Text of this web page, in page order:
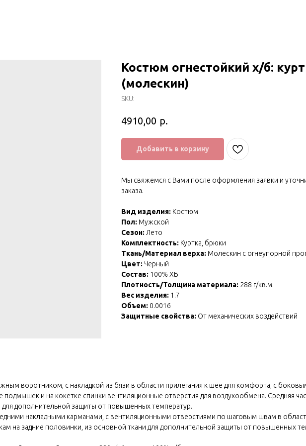
Костюм огнестойкий х/б:
(молескин)
SKU:
4910,00 р.
Добавить в корзину
Мы свяжемся с Вами после оформления заявки и
заказа.
Вид изделия: Костюм
Пол: Мужской
Сезон: Лето
Комплектность: Куртка, брюки
Ткань/Материал верха: Молескин с огнеупорной
Цвет: Черный
Состав: 100% ХБ
Плотность/Толщина материала: 288 г/кв.м.
Вес изделия: 1.7
Объем: 0.0016
Защитные свойства: От механических воздействий
воротником, с накладкой из бязи в области прилегания к шее для комфорта, с
подмышек и на кокетке спинки вентиляционные отверстия для воздухообмена. Средняя
дополнительной защиты от повышенных температур.
накладными карманами, с вентиляционными отверстиями по шаговым швам в
на задние половинки, из основной ткани для дополнительной защиты от повышенных